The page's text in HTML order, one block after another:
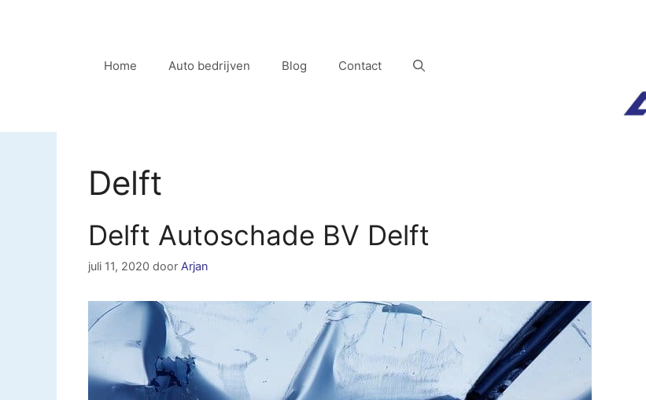
Home Auto bedrijven Blog Contact
Delft
Delft Autoschade BV Delft
juli 11, 2020 door Arjan